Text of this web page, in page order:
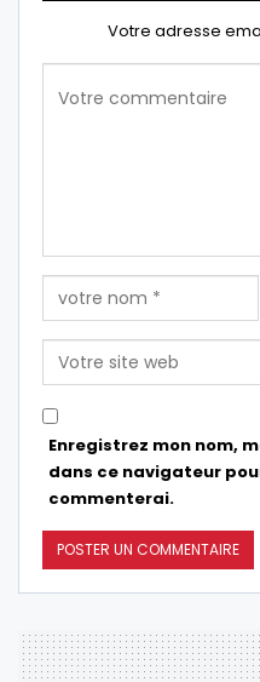
Votre adresse
Enregistrez mon nom,
dans ce navigateur
commenterai.